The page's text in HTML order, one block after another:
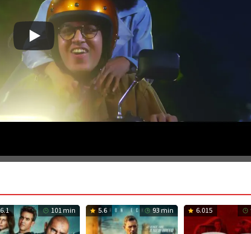
6.1 101 min 5.6 93 min 6.015